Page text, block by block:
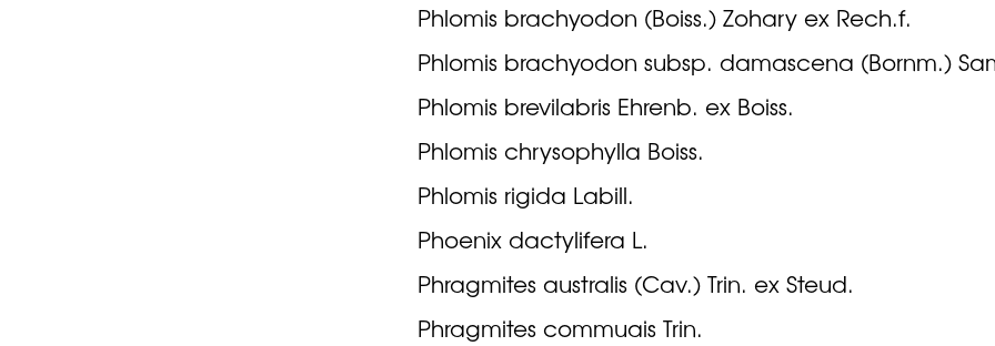
Phlomis brachyodon (Boiss.) Zohary ex Rech.f.
Phlomis brachyodon subsp. damascena (Bornm.)
Phlomis brevilabris Ehrenb. ex Boiss.
Phlomis chrysophylla Boiss.
Phlomis rigida Labill.
Phoenix dactylifera L.
Phragmites australis (Cav.) Trin. ex Steud.
Phragmites commuais Trin.